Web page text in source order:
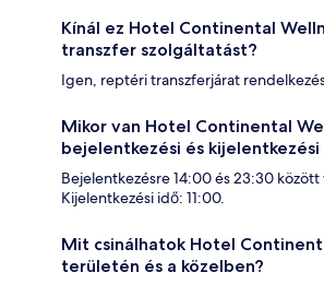
Kínál ez Hotel Continental
transzfer szolgáltatást?
Igen, reptéri transzferjárat
Mikor van Hotel Continental
bejelentkezési és kijelentkezési
Bejelentkezésre 14:00 és 23:30
Kijelentkezési idő: 11:00.
Mit csinálhatok Hotel
területén és a közelben?